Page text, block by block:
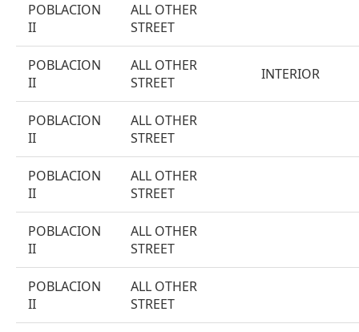
POBLACION
II
ALL OTHER
STREET
POBLACION
II
ALL OTHER
STREET
INTERIOR
POBLACION
II
ALL OTHER
STREET
POBLACION
II
ALL OTHER
STREET
POBLACION
II
ALL OTHER
STREET
POBLACION
II
ALL OTHER
STREET